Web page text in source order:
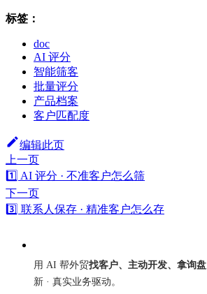
标签：
doc
AI 评分
智能筛客
批量评分
产品档案
客户匹配度
编辑此页
上一页
1️⃣ AI 评分 · 不准客户怎么筛
下一页
3️⃣ 联系人保存 · 精准客户怎么存
用 AI 帮外贸找客户、主动开发、拿询盘
新 · 真实业务驱动。